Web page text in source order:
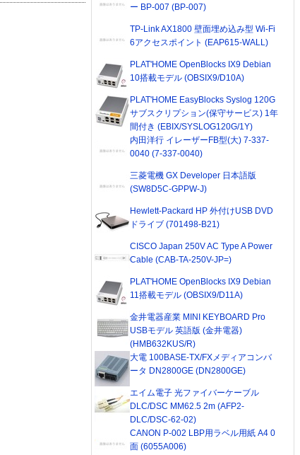
ー BP-007 (BP-007)
TP-Link AX1800 壁面埋め込み型 Wi-Fi
6アクセスポイント (EAP615-WALL)
PLAT'HOME OpenBlocks IX9 Debian
10搭載モデル (OBSIX9/D10A)
PLAT'HOME EasyBlocks Syslog 120G
サブスクリプション(保守サービス) 1年
間付き (EBIX/SYSLOG120G/1Y)
内田洋行 イレーザーFB型(大) 7-337-
0040 (7-337-0040)
三菱電機 GX Developer 日本語版
(SW8D5C-GPPW-J)
Hewlett-Packard HP 外付けUSB DVD
ドライブ (701498-B21)
CISCO Japan 250V AC Type A Power
Cable (CAB-TA-250V-JP=)
PLAT'HOME OpenBlocks IX9 Debian
11搭載モデル (OBSIX9/D11A)
金井電器産業 MINI KEYBOARD Pro
USBモデル 英語版 (金井電器)
(HMB632KUS/R)
大電 100BASE-TX/FXメディアコンバ
ータ DN2800GE (DN2800GE)
エイム電子 光ファイバーケーブル
DLC/DSC MM62.5 2m (AFP2-
DLC/DSC-62-02)
CANON P-002 LBP用ラベル用紙 A4 0
面 (6055A006)